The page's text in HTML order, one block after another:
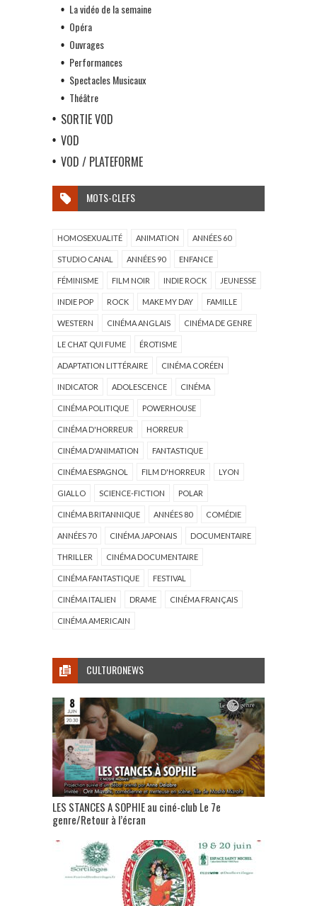
La vidéo de la semaine
Opéra
Ouvrages
Performances
Spectacles Musicaux
Théâtre
SORTIE VOD
VOD
VOD / PLATEFORME
MOTS-CLEFS
HOMOSEXUALITÉ ANIMATION ANNÉES 60
STUDIO CANAL ANNÉES 90 ENFANCE
FÉMINISME FILM NOIR INDIE ROCK JEUNESSE
INDIE POP ROCK MAKE MY DAY FAMILLE
WESTERN CINÉMA ANGLAIS CINÉMA DE GENRE
LE CHAT QUI FUME ÉROTISME
ADAPTATION LITTÉRAIRE CINÉMA CORÉEN
INDICATOR ADOLESCENCE CINÉMA
CINÉMA POLITIQUE POWERHOUSE
CINÉMA D'HORREUR HORREUR
CINÉMA D'ANIMATION FANTASTIQUE
CINÉMA ESPAGNOL FILM D'HORREUR LYON
GIALLO SCIENCE-FICTION POLAR
CINÉMA BRITANNIQUE ANNÉES 80 COMÉDIE
ANNÉES 70 CINÉMA JAPONAIS DOCUMENTAIRE
THRILLER CINÉMA DOCUMENTAIRE
CINÉMA FANTASTIQUE FESTIVAL
CINÉMA ITALIEN DRAME CINÉMA FRANÇAIS
CINÉMA AMERICAIN
CULTURONEWS
LES STANCES A SOPHIE au ciné-club Le 7e
genre/Retour à l’écran